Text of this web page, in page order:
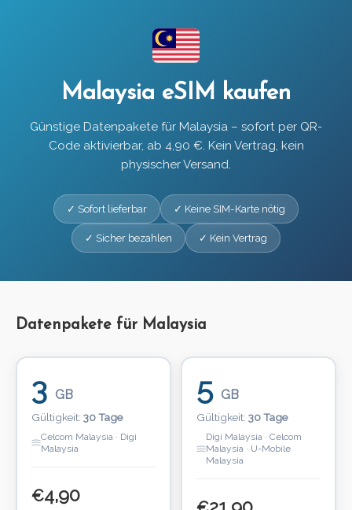
Malaysia eSIM kaufen
Günstige Datenpakete für Malaysia – sofort per QR-
Code aktivierbar, ab 4,90 €. Kein Vertrag, kein
physischer Versand.
✓ Sofort lieferbar ✓ Keine SIM-Karte nötig
✓ Sicher bezahlen ✓ Kein Vertrag
Datenpakete für Malaysia
3 GB
Gültigkeit: 30 Tage
Celcom Malaysia · Digi
Malaysia
€4,90
5 GB
Gültigkeit: 30 Tage
Digi Malaysia · Celcom
Malaysia · U-Mobile
Malaysia